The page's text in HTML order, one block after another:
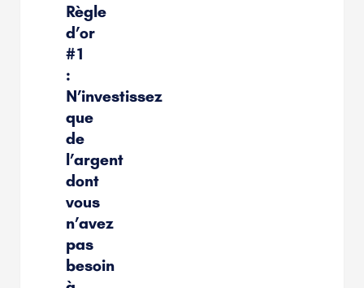
Règle
d’or
#1
:
N’investissez
que
de
l’argent
dont
vous
n’avez
pas
besoin